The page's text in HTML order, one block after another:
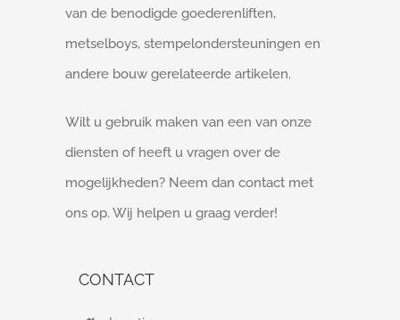
van de benodigde goederenliften,
metselboys, stempelondersteuningen en
andere bouw gerelateerde artikelen.
Wilt u gebruik maken van een van onze
diensten of heeft u vragen over de
mogelijkheden? Neem dan contact met
ons op. Wij helpen u graag verder!
CONTACT